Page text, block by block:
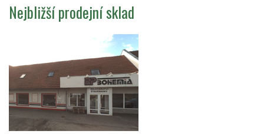
Nejbližší prodejní sklad